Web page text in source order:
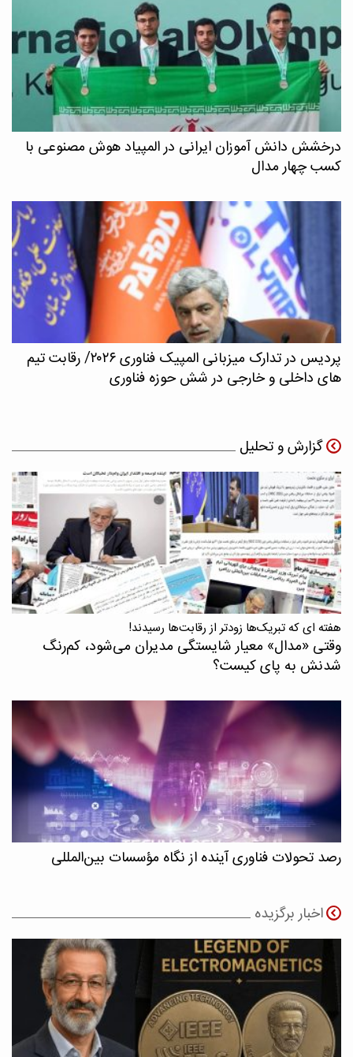
درخشش دانش آموزان ایرانی در المپیاد هوش مصنوعی با
کسب چهار مدال
پردیس در تدارک میزبانی المپیک فناوری ۲۰۲۶/ رقابت تیم
های داخلی و خارجی در شش حوزه فناوری
گزارش و تحلیل
هفته ای که تبریک‌ها زودتر از رقابت‌ها رسیدند!
وقتی «مدال‌» معیار شایستگی مدیران می‌شود، کم‌رنگ
شدنش به پای کیست؟
رصد تحولات فناوری آینده از نگاه مؤسسات بین‌المللی
اخبار برگزیده